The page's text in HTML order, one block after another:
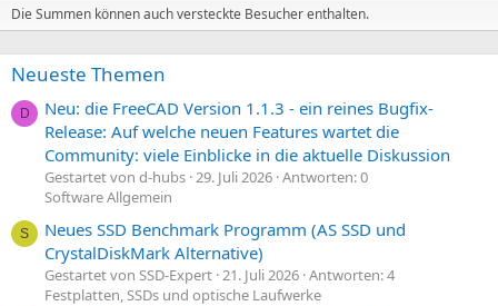
Die Summen können auch versteckte Besucher enthalten.
Neueste Themen
D
Neu: die FreeCAD Version 1.1.3 - ein reines Bugfix-
Release: Auf welche neuen Features wartet die
Community: viele Einblicke in die aktuelle Diskussion
Gestartet von d-hubs 29. Juli 2026 Antworten: 0
Software Allgemein
S
Neues SSD Benchmark Programm (AS SSD und
CrystalDiskMark Alternative)
Gestartet von SSD-Expert 21. Juli 2026 Antworten: 4
Festplatten, SSDs und optische Laufwerke